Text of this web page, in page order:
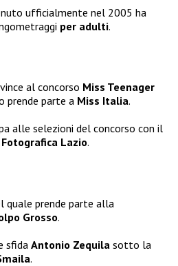
ufficialmente nel 2005 ha
per adulti.
al concorso Miss Teenager
prende parte a Miss Italia.
alle selezioni del concorso con il
Lazio.
quale prende parte alla
Grosso.
sfida Antonio Zequila sotto la
.